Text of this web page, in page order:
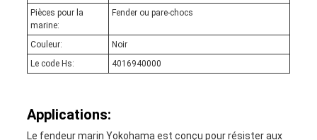
Pièces pour la
marine:
Fender ou pare-chocs
Couleur:
Noir
Le code Hs:
4016940000
Applications:
Le fendeur marin Yokohama est conçu pour résister aux